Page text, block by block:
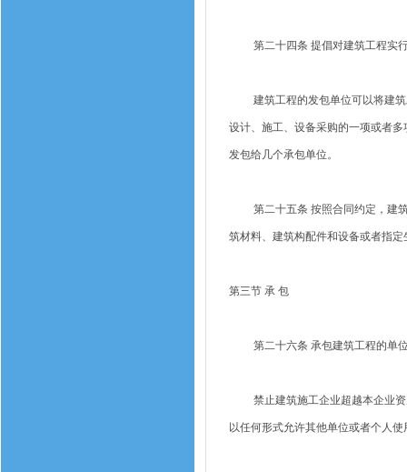
第二十四条 提倡对建筑工程实行
建筑工程的发包单位可以将建筑
设计、施工、设备采购的一项或者
发包给几个承包单位。
第二十五条 按照合同约定，建筑
筑材料、建筑构配件和设备或者指定
第三节 承 包
第二十六条 承包建筑工程的单位
禁止建筑施工企业超越本企业资
以任何形式允许其他单位或者个人